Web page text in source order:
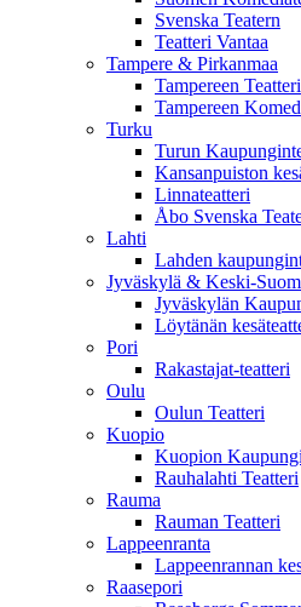
Svenska Teatern
Teatteri Vantaa
Tampere & Pirkanmaa
Tampereen Teatteri
Tampereen
Turku
Turun
Kansanpuiston
Linnateatteri
Åbo Svenska
Lahti
Lahden
Jyväskylä & Keski-
Jyväskylän
Löytänän
Pori
Rakastajat-teatteri
Oulu
Oulun Teatteri
Kuopio
Kuopion
Rauhalahti Teatteri
Rauma
Rauman Teatteri
Lappeenranta
Lappeenrannan
Raasepori